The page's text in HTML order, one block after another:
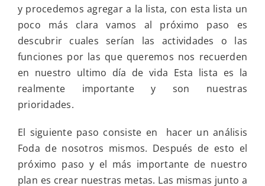
y procedemos agregar a la lista, con esta lista un
poco más clara vamos al próximo paso es
descubrir cuales serían las actividades o las
funciones por las que queremos nos recuerden
en nuestro ultimo día de vida Esta lista es la
realmente importante y son nuestras
prioridades.
El siguiente paso consiste en hacer un análisis
Foda de nosotros mismos. Después de esto el
próximo paso y el más importante de nuestro
plan es crear nuestras metas. Las mismas junto a